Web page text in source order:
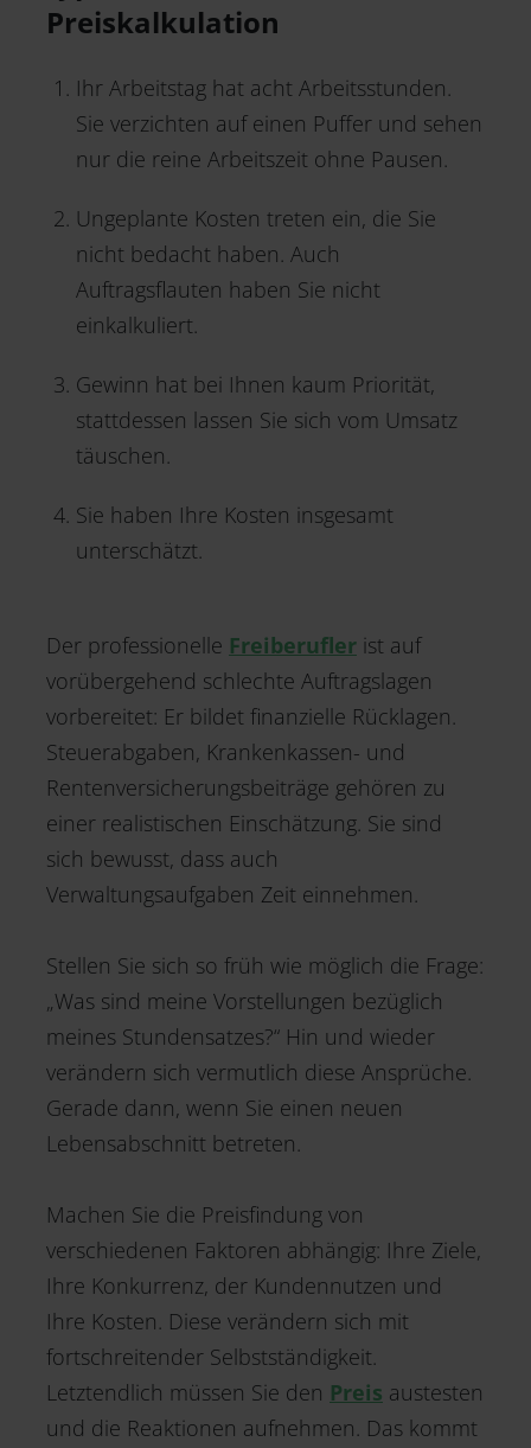
Preiskalkulation
Ihr Arbeitstag hat acht Arbeitsstunden.
Sie verzichten auf einen Puffer und sehen
nur die reine Arbeitszeit ohne Pausen.
Ungeplante Kosten treten ein, die Sie
nicht bedacht haben. Auch
Auftragsflauten haben Sie nicht
einkalkuliert.
Gewinn hat bei Ihnen kaum Priorität,
stattdessen lassen Sie sich vom Umsatz
täuschen.
Sie haben Ihre Kosten insgesamt
unterschätzt.
Der professionelle Freiberufler ist auf
vorübergehend schlechte Auftragslagen
vorbereitet: Er bildet finanzielle Rücklagen.
Steuerabgaben, Krankenkassen- und
Rentenversicherungsbeiträge gehören zu
einer realistischen Einschätzung. Sie sind
sich bewusst, dass auch
Verwaltungsaufgaben Zeit einnehmen.
Stellen Sie sich so früh wie möglich die Frage:
„Was sind meine Vorstellungen bezüglich
meines Stundensatzes?“ Hin und wieder
verändern sich vermutlich diese Ansprüche.
Gerade dann, wenn Sie einen neuen
Lebensabschnitt betreten.
Machen Sie die Preisfindung von
verschiedenen Faktoren abhängig: Ihre Ziele,
Ihre Konkurrenz, der Kundennutzen und
Ihre Kosten. Diese verändern sich mit
fortschreitender Selbstständigkeit.
Letztendlich müssen Sie den Preis austesten
und die Reaktionen aufnehmen. Das kommt